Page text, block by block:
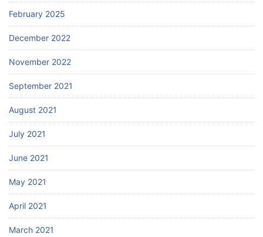
February 2025
December 2022
November 2022
September 2021
August 2021
July 2021
June 2021
May 2021
April 2021
March 2021